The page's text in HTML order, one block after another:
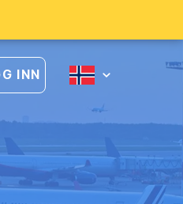
INN